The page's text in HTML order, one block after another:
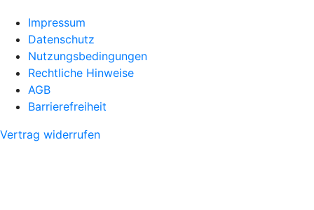
Impressum
Datenschutz
Nutzungsbedingungen
Rechtliche Hinweise
AGB
Barrierefreiheit
Vertrag widerrufen